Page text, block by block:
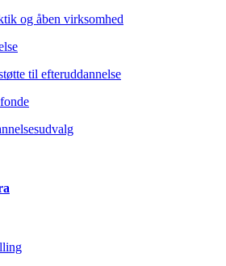
og åben virksomhed
til efteruddannelse